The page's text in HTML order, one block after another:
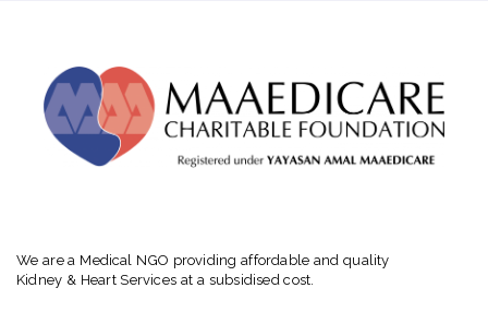
We are a Medical NGO providing affordable and quality
Kidney & Heart Services at a subsidised cost.